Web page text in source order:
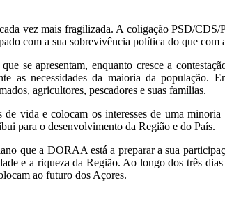
vez mais fragilizada. A coligação PSD/
com a sua sobrevivência política do que com
se apresentam, enquanto cresce a
necessidades da maioria da população.
agricultores, pescadores e suas famílias.
vida e colocam os interesses de uma minoria
para o desenvolvimento da Região e do País.
que a DORAA está a preparar a sua
e a riqueza da Região. Ao longo dos três
ao futuro dos Açores.